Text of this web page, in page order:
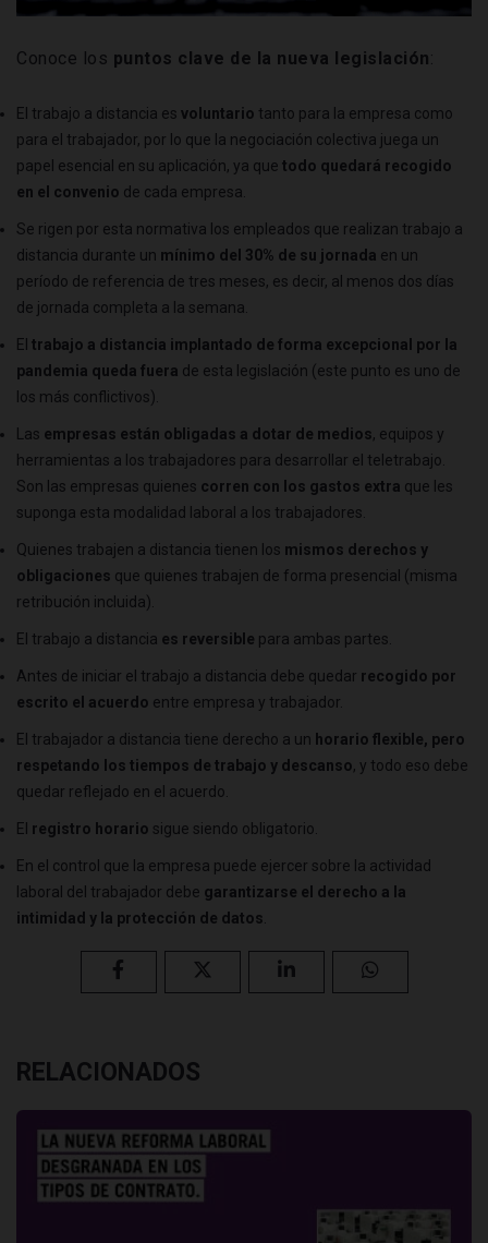
Conoce los puntos clave de la nueva legislación:
El trabajo a distancia es voluntario tanto para la empresa como
para el trabajador, por lo que la negociación colectiva juega un
papel esencial en su aplicación, ya que todo quedará recogido
en el convenio de cada empresa.
Se rigen por esta normativa los empleados que realizan trabajo a
distancia durante un mínimo del 30% de su jornada en un
período de referencia de tres meses, es decir, al menos dos días
de jornada completa a la semana.
El trabajo a distancia implantado de forma excepcional por la
pandemia queda fuera de esta legislación (este punto es uno de
los más conflictivos).
Las empresas están obligadas a dotar de medios, equipos y
herramientas a los trabajadores para desarrollar el teletrabajo.
Son las empresas quienes corren con los gastos extra que les
suponga esta modalidad laboral a los trabajadores.
Quienes trabajen a distancia tienen los mismos derechos y
obligaciones que quienes trabajen de forma presencial (misma
retribución incluida).
El trabajo a distancia es reversible para ambas partes.
Antes de iniciar el trabajo a distancia debe quedar recogido por
escrito el acuerdo entre empresa y trabajador.
El trabajador a distancia tiene derecho a un horario flexible, pero
respetando los tiempos de trabajo y descanso, y todo eso debe
quedar reflejado en el acuerdo.
El registro horario sigue siendo obligatorio.
En el control que la empresa puede ejercer sobre la actividad
laboral del trabajador debe garantizarse el derecho a la
intimidad y la protección de datos
RELACIONADOS